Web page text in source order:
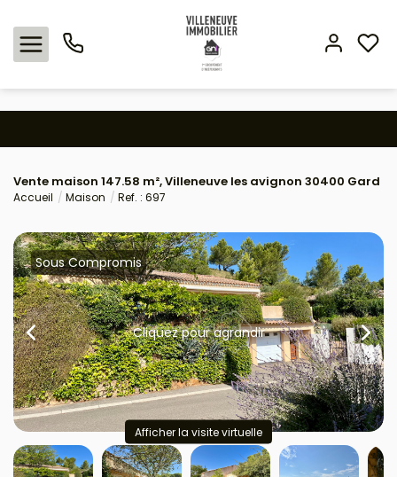
Nos offres
Expertise immobilière
L'agence
Estimation
Avis clients
Vente maison 147.58 m², Villeneuve les avignon 30400 Gard
Accueil Maison Ref. : 697
Sous Compromis
Cliquez pour agrandir
Afficher la visite virtuelle